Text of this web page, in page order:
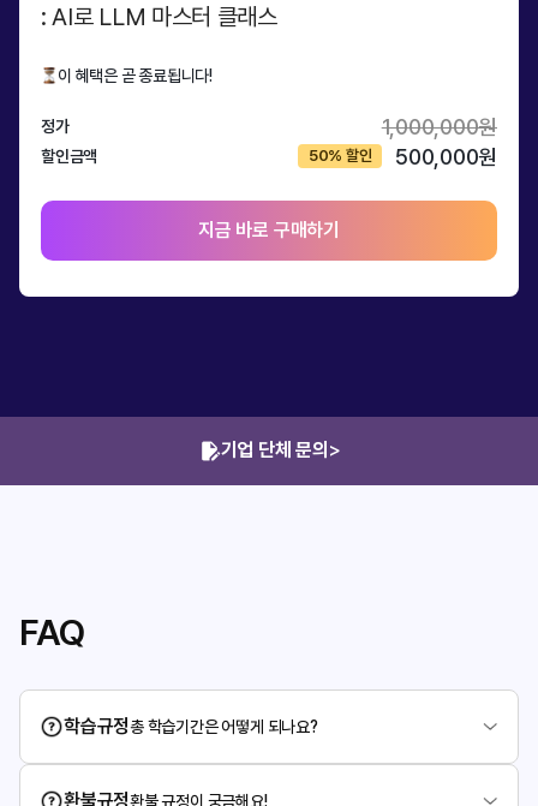
: AI로 LLM 마스터 클래스
이 혜택은 곧 종료됩니다!
정가 1,000,000원
할인금액 500,000원
지금 바로 구매하기
기업 단체 문의 >
FAQ
학습규정총 학습기간은 어떻게 되나요?
환불규정환불 규정이 궁금해요!